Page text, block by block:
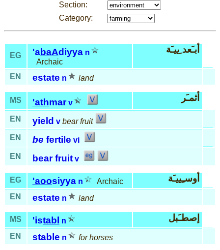
Section:
Category:
EG 'abaAdiyya n
Archaic
أبـَعد ِييـَة
EN estate n land
MS 'athmar v أثمـَر
EN yield v bear fruit
EN
be fertile vi
EN
bear fruit v
EG 'aoosiyya n Archaic أوسـِييـَة
EN estate n land
MS 'istabl n إصطـَبل
EN stable n for horses